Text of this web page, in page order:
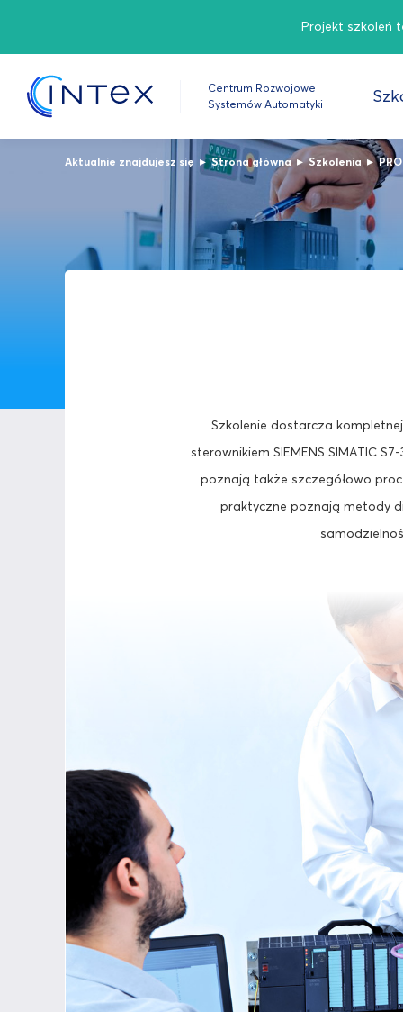
Projekt szkoleń
Centrum Rozwojowe
Systemów Automatyki
Aktualnie znajdujesz się ▸ Strona główna ▸ Szkolenia ▸
Szkolenie dostarcza
sterownikiem SIEMENS SIMATIC
poznają także szczegółowo
praktyczne poznają metody